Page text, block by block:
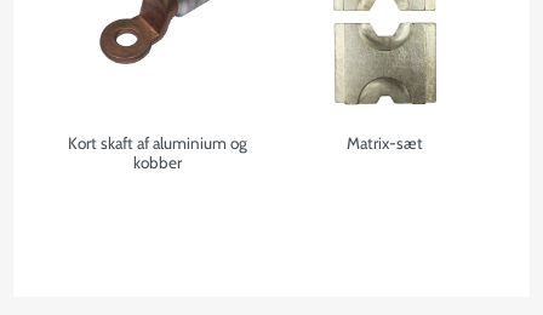
Kort skaft af aluminium og
kobber
Matrix-sæt